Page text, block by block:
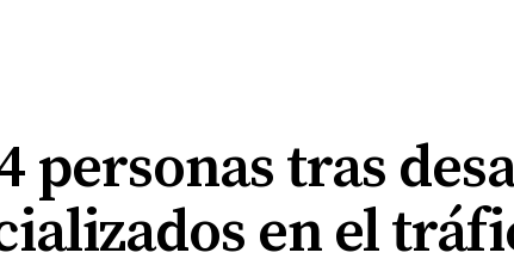
personas tras
en el